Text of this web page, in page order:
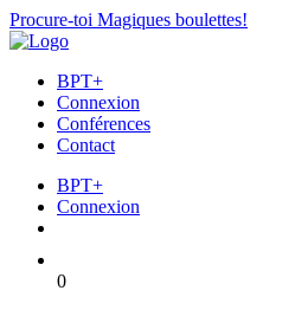
Procure-toi Magiques boulettes!
BPT+
Connexion
Conférences
Contact
BPT+
Connexion
0